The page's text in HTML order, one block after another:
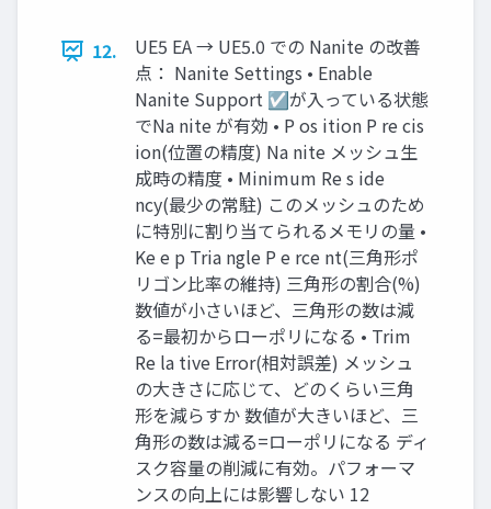
12.
UE5 EA → UE5.0 での Nanite の改善
点： Nanite Settings • Enable
Nanite Support ☑が入っている状態
でNa nite が有効 • P os ition P re cis
ion(位置の精度) Na nite メッシュ生
成時の精度 • Minimum Re s ide
ncy(最少の常駐) このメッシュのため
に特別に割り当てられるメモリの量 •
Ke e p Tria ngle P e rce nt(三角形ポ
リゴン比率の維持) 三角形の割合(%)
数値が小さいほど、三角形の数は減
る=最初からローポリになる • Trim
Re la tive Error(相対誤差) メッシュ
の大きさに応じて、どのくらい三角
形を減らすか 数値が大きいほど、三
角形の数は減る=ローポリになる ディ
スク容量の削減に有効。パフォーマ
ンスの向上には影響しない 12